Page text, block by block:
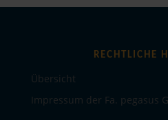
RECHTLICHE
Übersicht
Impressum der Fa. pegasus